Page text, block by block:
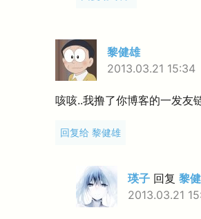
黎健雄
2013.03.21 15:34
咳咳..我撸了你博客的一发友
回复给 黎健雄
瑛子 回复 黎
2013.03.21